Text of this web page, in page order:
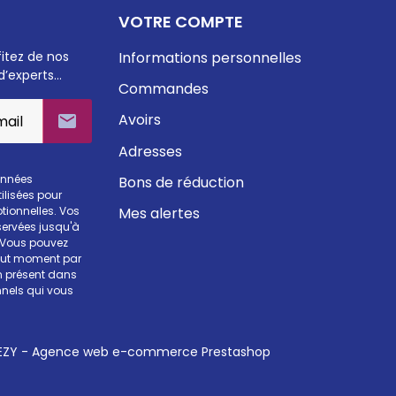
de nos

pour
Vos
jusqu'à
pouvez
moment par
présent dans
qui vous
VOTRE COMPTE
Informations personnelles
Commandes
Avoirs
Adresses
Bons de réduction
Mes alertes
- Agence web e-commerce Prestashop